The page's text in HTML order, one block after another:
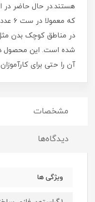
هستند.در حال حاضر در
که
در مناطق کوچک بدن
شده است. این محصول
آن را حتی برای
مشخصات
دیدگاه‌ها
ویژگی ها